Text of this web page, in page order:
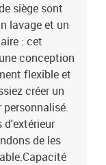
siège sont
lavage et un
: cet
conception
flexible et
créer un
d'extérieur
de les